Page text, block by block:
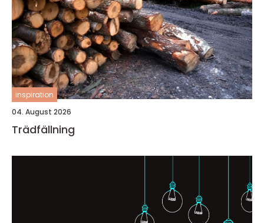
inspiration
04. August 2026
Trädfällning